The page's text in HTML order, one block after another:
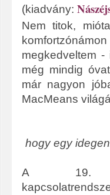
(kiadvány:
Nem titok,
megkedveltem
még mindig
már nagyon
MacMeans
hogy egy
A 19.